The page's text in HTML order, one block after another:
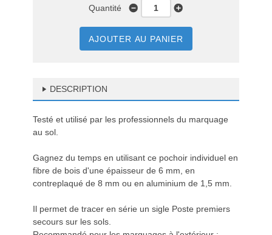
Quantité
AJOUTER AU PANIER
DESCRIPTION
Testé et utilisé par les professionnels du marquage
au sol.
Gagnez du temps en utilisant ce pochoir individuel en
fibre de bois d'une épaisseur de 6 mm, en
contreplaqué de 8 mm ou en aluminium de 1,5 mm.
Il permet de tracer en série un sigle Poste premiers
secours sur les sols.